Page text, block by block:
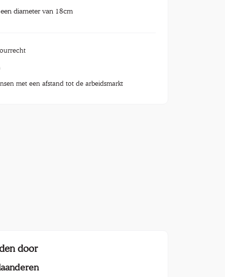
diameter van 18cm
met een afstand tot de arbeidsmarkt
door